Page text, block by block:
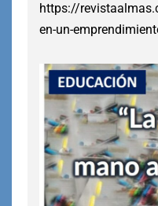
https://
en-un-